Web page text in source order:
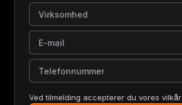
Virksomhed
E-mail
Telefonnummer
Ved tilmelding accepterer du vores vilkår